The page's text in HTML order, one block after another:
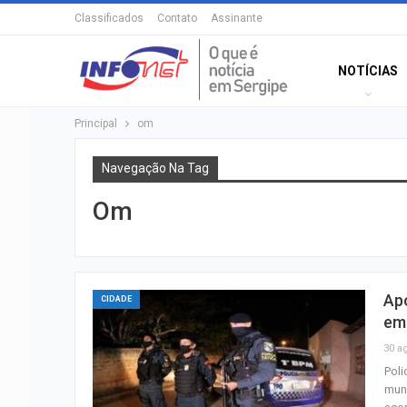
Classificados Contato Assinante
NOTÍCIAS
Principal om
Navegação Na Tag
Om
CIDADE
30